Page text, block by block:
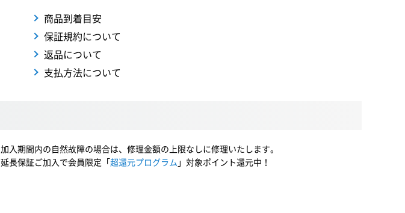
商品到着目安
保証規約について
返品について
支払方法について
加入期間内の自然故障の場合は、修理金額の上限なしに修理いたします。
延長保証ご加入で会員限定「超還元プログラム 」対象ポイント還元中！